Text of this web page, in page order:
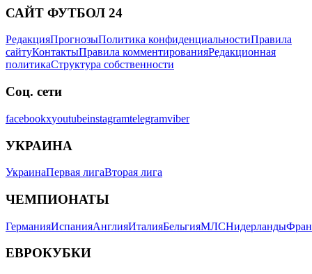
САЙТ ФУТБОЛ 24
РедакцияПрогнозыПолитика конфиденциальностиПравила
сайтуКонтактыПравила комментированияРедакционная
политикаСтруктура собственности
Соц. сети
facebookxyoutubeinstagramtelegramviber
УКРАИНА
УкраинаПервая лигаВторая лига
ЧЕМПИОНАТЫ
ГерманияИспанияАнглияИталияБельгияМЛСНидерланды
ЕВРОКУБКИ